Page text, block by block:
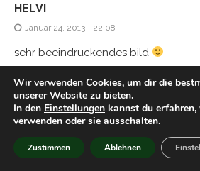
HELVI
Januar 24, 2013 - 22:08
sehr beeindruckendes bild
TIM
Januar 25, 2013 - 20:53
Geil! Sieht zwar aus wie Tempos die
Wir verwenden Cookies, um dir die
unserer Website zu bieten.
In den Einstellungen kannst du
verwenden oder sie ausschalten.
Zustimmen Ablehnen